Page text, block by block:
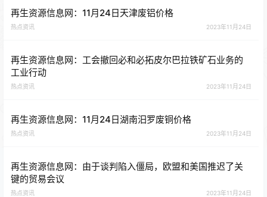
再生资源信息网：11月24日天津废铝价格
热点资讯 2023年11月24日
再生资源信息网：工会撤回必和必拓皮尔巴拉铁矿石业务的
工业行动
热点资讯 2023年11月24日
再生资源信息网：11月24日湖南汨罗废铜价格
热点资讯 2023年11月24日
再生资源信息网：由于谈判陷入僵局，欧盟和美国推迟了关
键的贸易会议
热点资讯 2023年11月24日